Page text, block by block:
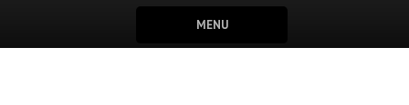
MENU